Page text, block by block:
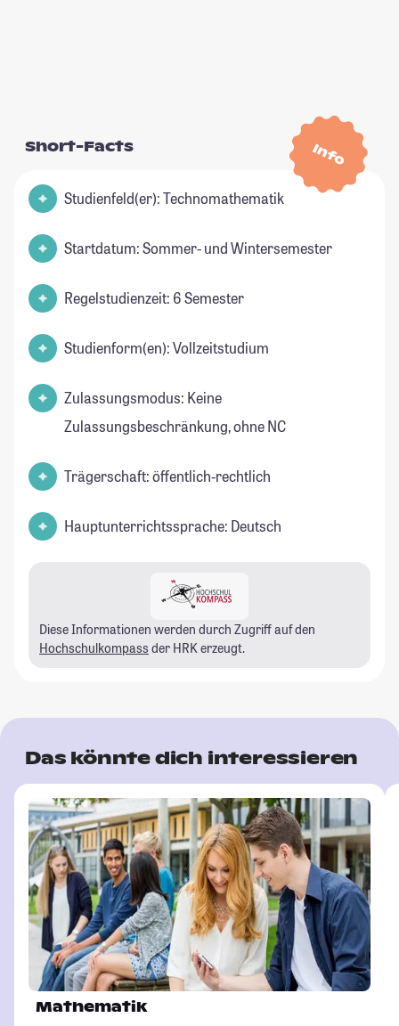
Info
Short-Facts
Studienfeld(er): Technomathematik
Startdatum: Sommer- und Wintersemester
Regelstudienzeit: 6 Semester
Studienform(en): Vollzeitstudium
Zulassungsmodus: Keine
Zulassungsbeschränkung, ohne NC
Trägerschaft: öffentlich-rechtlich
Hauptunterrichtssprache: Deutsch
Diese Informationen werden durch Zugriff auf den
Hochschulkompass der HRK erzeugt.
Das könnte dich interessieren
Mathematik